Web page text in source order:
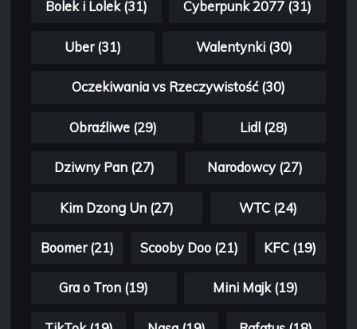
Bolek i Lolek (31) Cyberpunk 2077 (31)
Uber (31) Walentynki (30)
Oczekiwania vs Rzeczywistość (30)
Obraźliwe (29) Lidl (28)
Dziwny Pan (27) Narodowcy (27)
Kim Dzong Un (27) WTC (24)
Boomer (21) Scooby Doo (21) KFC (19)
Gra o Tron (19) Mini Majk (19)